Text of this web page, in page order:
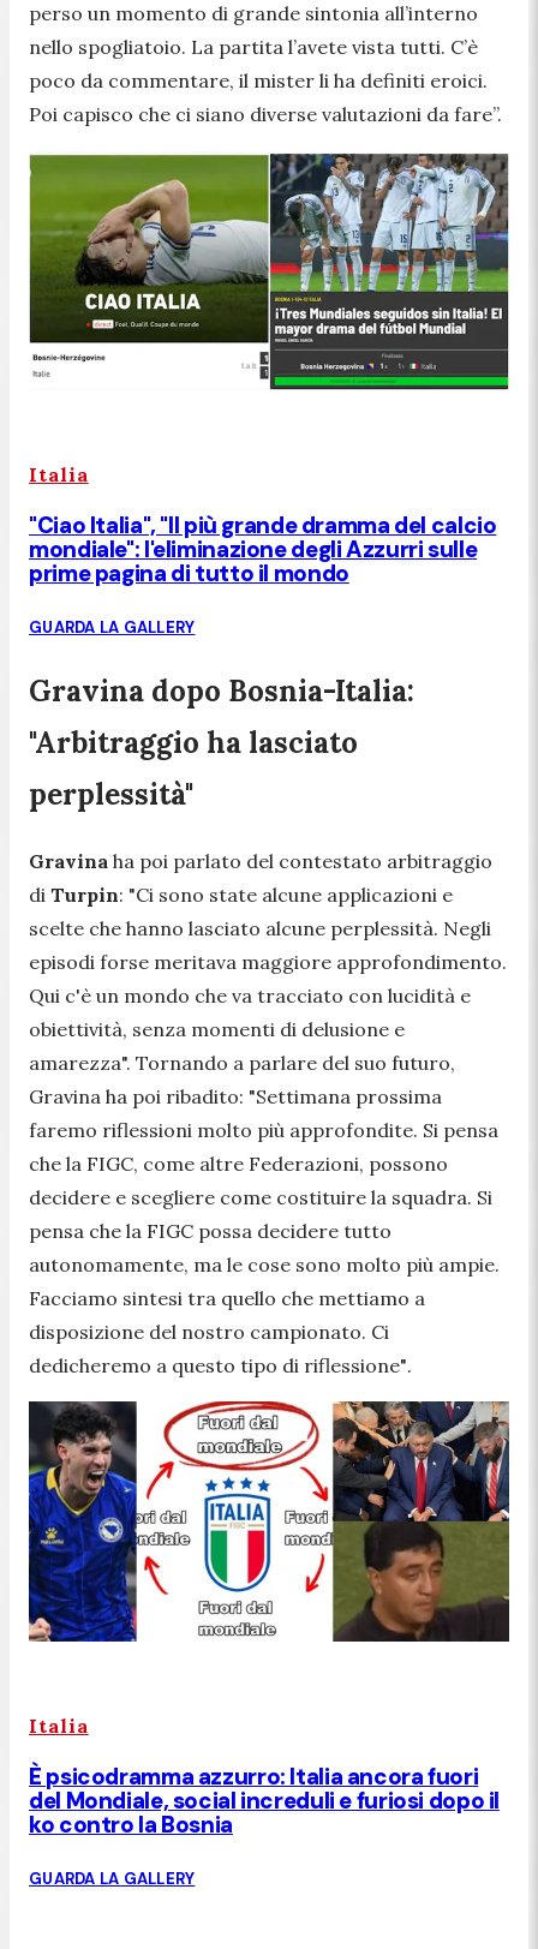
perso un momento di grande sintonia all’interno
nello spogliatoio. La partita l’avete vista tutti. C’è
poco da commentare, il mister li ha definiti eroici.
Poi capisco che ci siano diverse valutazioni da fare”.
Italia
"Ciao Italia", "Il più grande dramma del calcio
mondiale": l'eliminazione degli Azzurri sulle
prime pagina di tutto il mondo
GUARDA LA GALLERY
Gravina dopo Bosnia-Italia:
"Arbitraggio ha lasciato
perplessità"
Gravina ha poi parlato del contestato arbitraggio
di Turpin: "Ci sono state alcune applicazioni e
scelte che hanno lasciato alcune perplessità. Negli
episodi forse meritava maggiore approfondimento.
Qui c'è un mondo che va tracciato con lucidità e
obiettività, senza momenti di delusione e
amarezza". Tornando a parlare del suo futuro,
Gravina ha poi ribadito: "Settimana prossima
faremo riflessioni molto più approfondite. Si pensa
che la FIGC, come altre Federazioni, possono
decidere e scegliere come costituire la squadra. Si
pensa che la FIGC possa decidere tutto
autonomamente, ma le cose sono molto più ampie.
Facciamo sintesi tra quello che mettiamo a
disposizione del nostro campionato. Ci
dedicheremo a questo tipo di riflessione".
Italia
È psicodramma azzurro: Italia ancora fuori
del Mondiale, social increduli e furiosi dopo il
ko contro la Bosnia
GUARDA LA GALLERY